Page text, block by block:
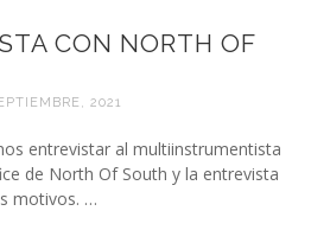
CON NORTH OF
2021
entrevistar al multiinstrumentista
de North Of South y la entrevista
motivos. …